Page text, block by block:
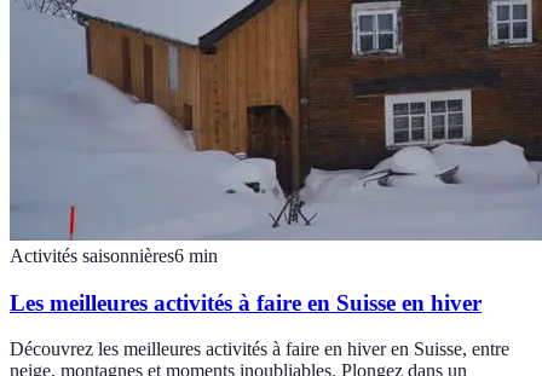
Activités saisonnières6 min
Les meilleures activités à faire en Suisse en hiver
Découvrez les meilleures activités à faire en hiver en Suisse, entre
neige, montagnes et moments inoubliables. Plongez dans un